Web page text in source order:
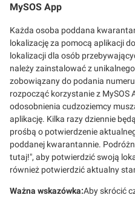
MySOS App
Każda osoba poddana
lokalizację za pomocą aplikacji
lokalizacji dla osób
należy zainstalować z
zobowiązany do podania
rozpocząć korzystanie z MySOS
odosobnienia cudzoziemcy
aplikację. Kilka razy dziennie
prośbą o potwierdzenie
poddanej kwarantannie.
tutaj!", aby potwierdzić swoją
również potwierdzić aktualny
Ważna wskazówka:Aby skrócić